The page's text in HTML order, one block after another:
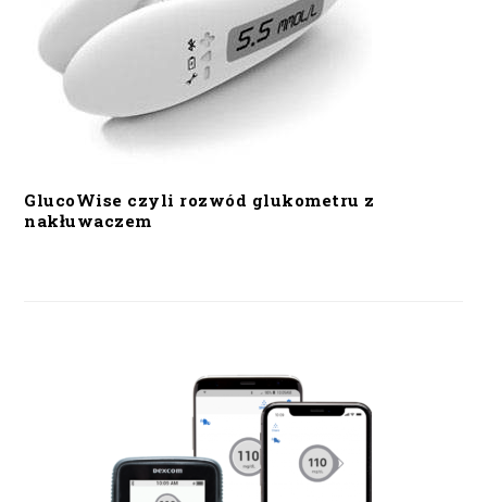
GlucoWise czyli rozwód glukometru z
nakłuwaczem